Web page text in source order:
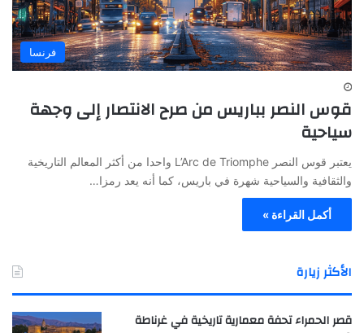
فرنسا
قوس النصر بباريس من صرح الانتصار إلى وجهة
سياحية
يعتبر قوس النصر L’Arc de Triomphe واحدا من أكثر المعالم التاريخية
والثقافية والسياحية شهرة في باريس، كما أنه يعد رمزا…
أكمل القراءة »
الأكثر زيارة
قصر الحمراء تحفة معمارية تاريخية في غرناطة